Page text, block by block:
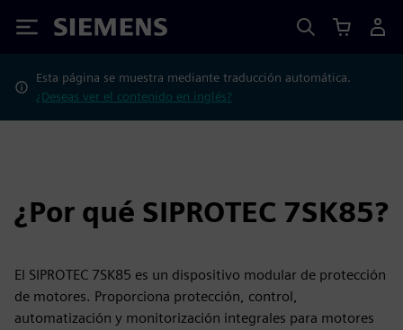
Siemens
Esta página se muestra mediante traducción automática.
¿Deseas ver el contenido en inglés?
¿Por qué SIPROTEC 7SK85?
El SIPROTEC 7SK85 es un dispositivo modular de protección
de motores. Proporciona protección, control,
automatización y monitorización integrales para motores